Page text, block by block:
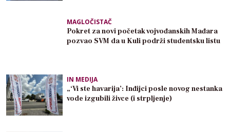
MAGLOČISTAČ
Pokret za novi početak vojvođanskih Mađara
pozvao SVM da u Kuli podrži studentsku listu
IN MEDIJA
„‘Vi ste havarija’: Inđijci posle novog nestanka
vode izgubili živce (i strpljenje)